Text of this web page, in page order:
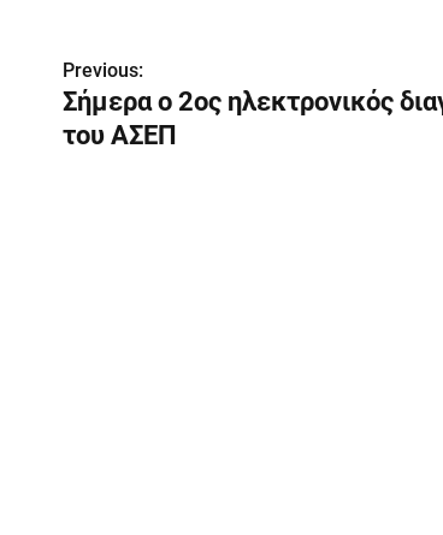
λ
ο
Previous:
Σήμερα ο 2ος ηλεκτρονικός
του ΑΣΕΠ